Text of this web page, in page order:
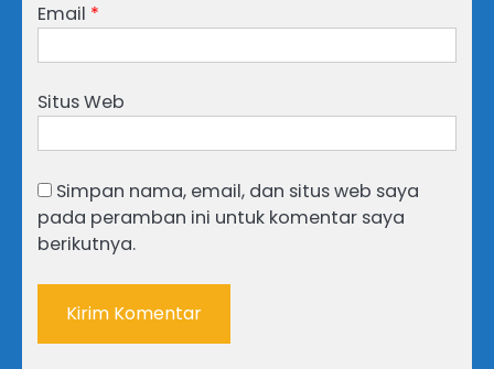
Email *
Situs Web
Simpan nama, email, dan situs web saya
pada peramban ini untuk komentar saya
berikutnya.